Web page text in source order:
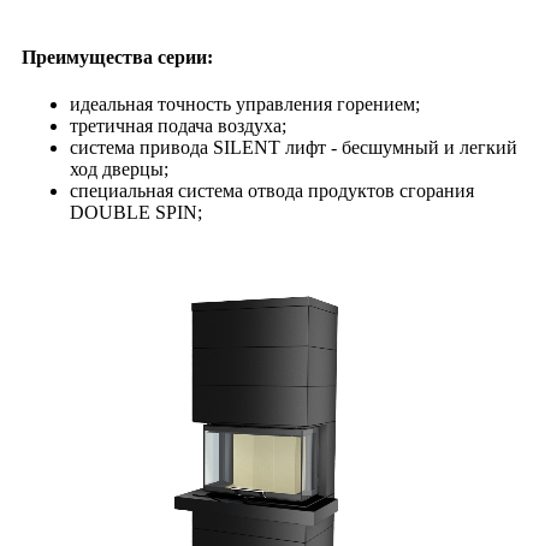
Преимущества серии:
идеальная точность управления горением;
третичная подача воздуха;
система привода SILENT лифт - бесшумный и легкий
ход дверцы;
специальная система отвода продуктов сгорания
DOUBLE SPIN;